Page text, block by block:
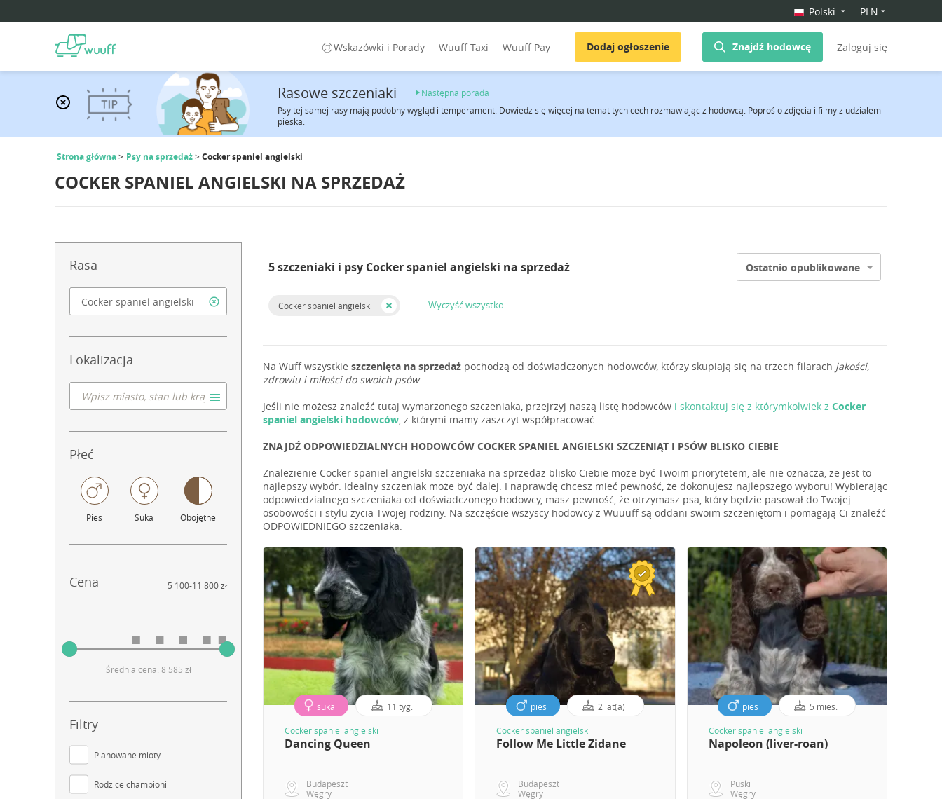
Polski PLN
Wskazówki i Porady Wuuff Taxi Wuuff Pay Dodaj ogłoszenie Znajdź hodowcę Zaloguj się
Rasowe szczeniaki
Następna porada
Psy tej samej rasy mają podobny wygląd i temperament. Dowiedz się więcej na temat tych cech rozmawiając z hodowcą. Poproś o zdjęcia i filmy z udziałem
pieska.
Strona główna Psy na sprzedaż Cocker spaniel angielski
COCKER SPANIEL ANGIELSKI NA SPRZEDAŻ
Rasa
Lokalizacja
Płeć
Pies Suka Obojętne
Cena 5 100-11 800 zł
Średnia cena: 8 585 zł
Filtry
Planowane mioty
Rodzice championi
5 szczeniaki i psy Cocker spaniel angielski na sprzedaż Ostatnio opublikowane
Cocker spaniel angielski Wyczyść wszystko
Na Wuff wszystkie szczenięta na sprzedaż pochodzą od doświadczonych hodowców, którzy skupiają się na trzech filarach jakości,
zdrowiu i miłości do swoich psów.
Jeśli nie możesz znaleźć tutaj wymarzonego szczeniaka, przejrzyj naszą listę hodowców i skontaktuj się z którymkolwiek z Cocker
spaniel angielski hodowców, z którymi mamy zaszczyt współpracować.
ZNAJDŹ ODPOWIEDZIALNYCH HODOWCÓW COCKER SPANIEL ANGIELSKI SZCZENIĄT I PSÓW BLISKO CIEBIE
Znalezienie Cocker spaniel angielski szczeniaka na sprzedaż blisko Ciebie może być Twoim priorytetem, ale nie oznacza, że jest to
najlepszy wybór. Idealny szczeniak może być dalej. I naprawdę chcesz mieć pewność, że dokonujesz najlepszego wyboru! Wybierając
odpowiedzialnego szczeniaka od doświadczonego hodowcy, masz pewność, że otrzymasz psa, który będzie pasował do Twojej
osobowości i stylu życia Twojej rodziny. Na szczęście wszyscy hodowcy z Wuuuff są oddani swoim szczeniętom i pomagają Ci znaleźć
ODPOWIEDNIEGO szczeniaka.
suka 11 tyg.
Cocker spaniel angielski
Dancing Queen
Budapeszt
Węgry
pies 2 lat(a)
Cocker spaniel angielski
Follow Me Little Zidane
Budapeszt
Węgry
pies 5 mies.
Cocker spaniel angielski
Napoleon (liver-roan)
Püski
Węgry